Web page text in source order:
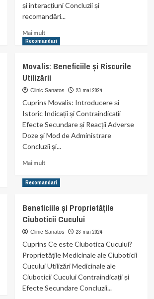
utilizări.
și interacțiuni Concluzii și
recomandări...
Mai multRead
more
afecțiunilor
respiratorii
cu
Forte
Recomandari
Movalis: Beneficiile și Riscurile
Utilizării
Clinic Sanatos 23 mai 2024
Cuprins Movalis: Introducere și
Istoric Indicații și Contraindicații
Efecte Secundare și Reacții Adverse
Doze și Mod de Administrare
Concluzii și...
Mai multRead
about
și
Riscurile
Recomandari
Beneficiile și Proprietățile
Ciuboticii Cucului
Clinic Sanatos 23 mai 2024
Cuprins Ce este Ciubotica Cucului?
Proprietățile Medicinale ale Ciuboticii
Cucului Utilizări Medicinale ale
Ciuboticii Cucului Contraindicații și
Efecte Secundare Concluzii...